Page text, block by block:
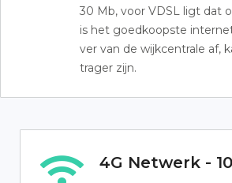
30 Mb, voor VDSL ligt dat
is het goedkoopste
ver van de wijkcentrale af,
trager zijn.
4G Netwerk -